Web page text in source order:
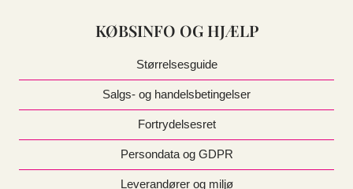
KØBSINFO OG HJÆLP
Størrelsesguide
Salgs- og handelsbetingelser
Fortrydelsesret
Persondata og GDPR
Leverandører og miljø